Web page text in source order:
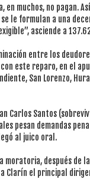
en muchos, no pagan.
le formulan a una
asciende a
entre los
este reparo, en el
San Lorenzo,
Carlos Santos
pesan demandas
al juico oral.
moratoria, después de
Clarín el principal